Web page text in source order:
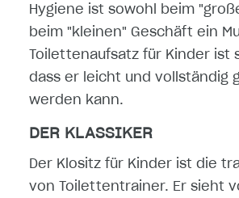
Hygiene ist sowohl beim
beim "kleinen" Geschäft ein
Toilettenaufsatz für Kinder ist
dass er leicht und vollständig
werden kann.
DER KLASSIKER
Der Klositz für Kinder ist die
von Toilettentrainer. Er sieht